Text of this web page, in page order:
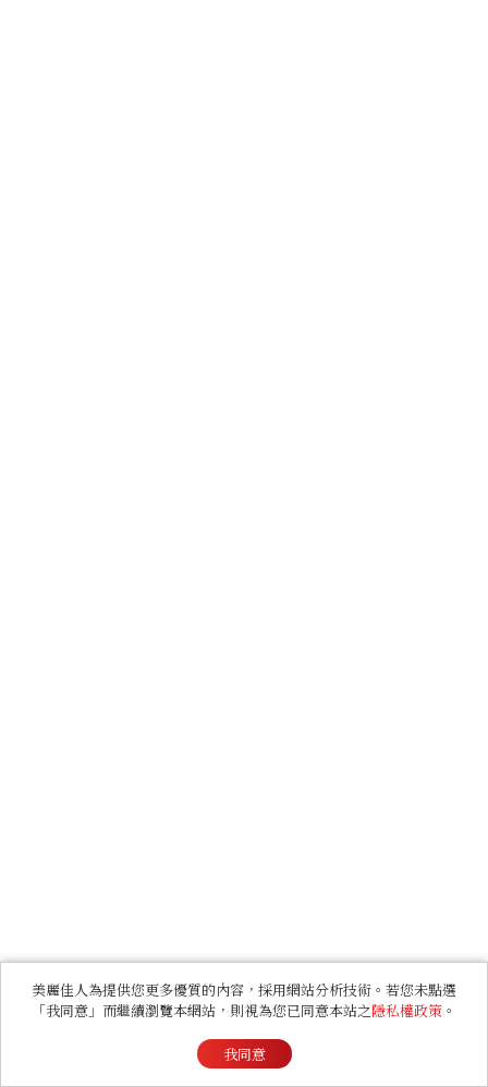
美麗佳人為提供您更多優質的內容，採用網站分析技術。若您未點選
「我同意」而繼續瀏覽本網站，則視為您已同意本站之隱私權政策 。
我同意